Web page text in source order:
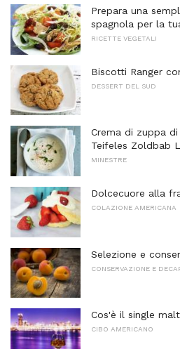
Prepara una
spagnola per la
RICETTE VEGETALI
Biscotti Ranger
DESSERT DEL SUD
Crema di zuppa
Teifeles Zoldbab
MINESTRE
Dolcecuore alla
COLAZIONE AMERICANA
Selezione e
CONSERVAZIONE E
Cos'è il single
CIBO AMERICANO